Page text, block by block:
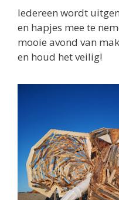
Iedereen wordt
en hapjes mee te
mooie avond van
en houd het veilig!